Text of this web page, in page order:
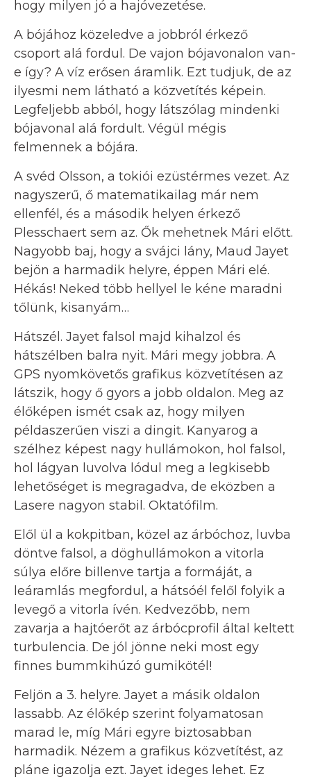
hogy milyen jó a hajóvezetése.
A bójához közeledve a jobbról érkező
csoport alá fordul. De vajon bójavonalon van-
e így? A víz erősen áramlik. Ezt tudjuk, de az
ilyesmi nem látható a közvetítés képein.
Legfeljebb abból, hogy látszólag mindenki
bójavonal alá fordult. Végül mégis
felmennek a bójára.
A svéd Olsson, a tokiói ezüstérmes vezet. Az
nagyszerű, ő matematikailag már nem
ellenfél, és a második helyen érkező
Plesschaert sem az. Ők mehetnek Mári előtt.
Nagyobb baj, hogy a svájci lány, Maud Jayet
bejön a harmadik helyre, éppen Mári elé.
Hékás! Neked több hellyel le kéne maradni
tőlünk, kisanyám…
Hátszél. Jayet falsol majd kihalzol és
hátszélben balra nyit. Mári megy jobbra. A
GPS nyomkövetős grafikus közvetítésen az
látszik, hogy ő gyors a jobb oldalon. Meg az
élőképen ismét csak az, hogy milyen
példaszerűen viszi a dingit. Kanyarog a
szélhez képest nagy hullámokon, hol falsol,
hol lágyan luvolva lódul meg a legkisebb
lehetőséget is megragadva, de eközben a
Lasere nagyon stabil. Oktatófilm.
Elől ül a kokpitban, közel az árbóchoz, luvba
döntve falsol, a döghullámokon a vitorla
súlya előre billenve tartja a formáját, a
leáramlás megfordul, a hátsóél felől folyik a
levegő a vitorla ívén. Kedvezőbb, nem
zavarja a hajtóerőt az árbócprofil által keltett
turbulencia. De jól jönne neki most egy
finnes bummkihúzó gumikötél!
Feljön a 3. helyre. Jayet a másik oldalon
lassabb. Az élőkép szerint folyamatosan
marad le, míg Mári egyre biztosabban
harmadik. Nézem a grafikus közvetítést, az
pláne igazolja ezt. Jayet ideges lehet. Ez